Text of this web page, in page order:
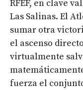
RFEF, en clave
Las Salinas. El
sumar otra
el ascenso
virtualmente
fuerza el